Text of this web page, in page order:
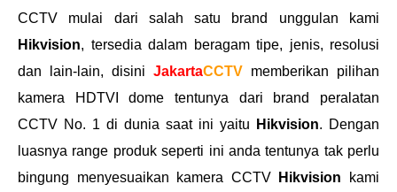
CCTV mulai dari salah satu brand unggulan kami
Hikvision, tersedia dalam beragam tipe, jenis, resolusi
dan lain-lain, disini JakartaCCTV memberikan pilihan
kamera HDTVI dome tentunya dari brand peralatan
CCTV No. 1 di dunia saat ini yaitu
Hikvision. Dengan
luasnya range produk seperti ini anda tentunya tak perlu
bingung menyesuaikan kamera CCTV
Hikvision
kami